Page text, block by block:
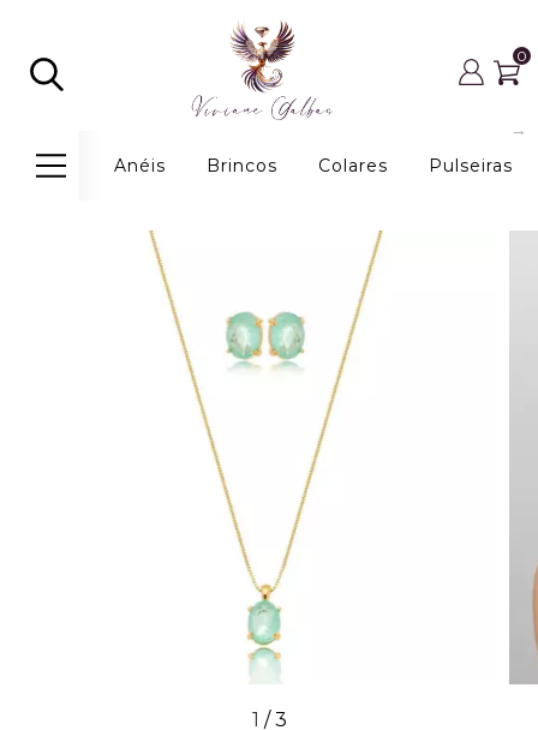
0
Anéis Brincos Colares Pulseiras
1 /3